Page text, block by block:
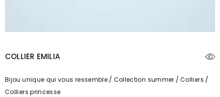
COLLIER EMILIA
Bijou unique qui vous ressemble Collection summer
Colliers
Colliers princesse